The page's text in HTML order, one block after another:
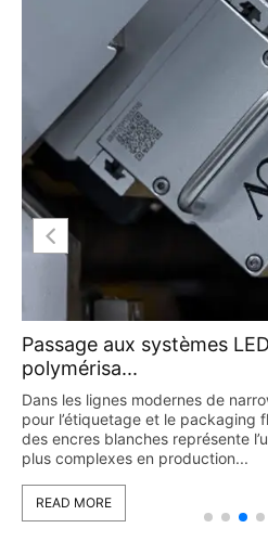
Passage aux systèmes
polymérisa...
Dans les lignes modernes de
pour l’étiquetage et le packaging
des encres blanches représente
plus complexes en production...
READ MORE